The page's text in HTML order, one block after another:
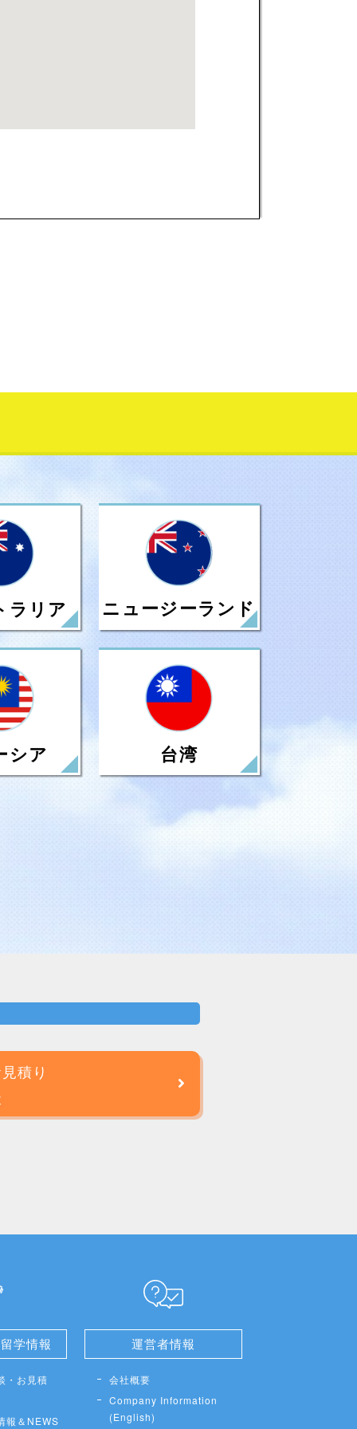
ラリア ニュージーランド
シア 台湾
積り
学情報
・お見積
報＆NEWS
運営者情報
会社概要
Company Information
(English)